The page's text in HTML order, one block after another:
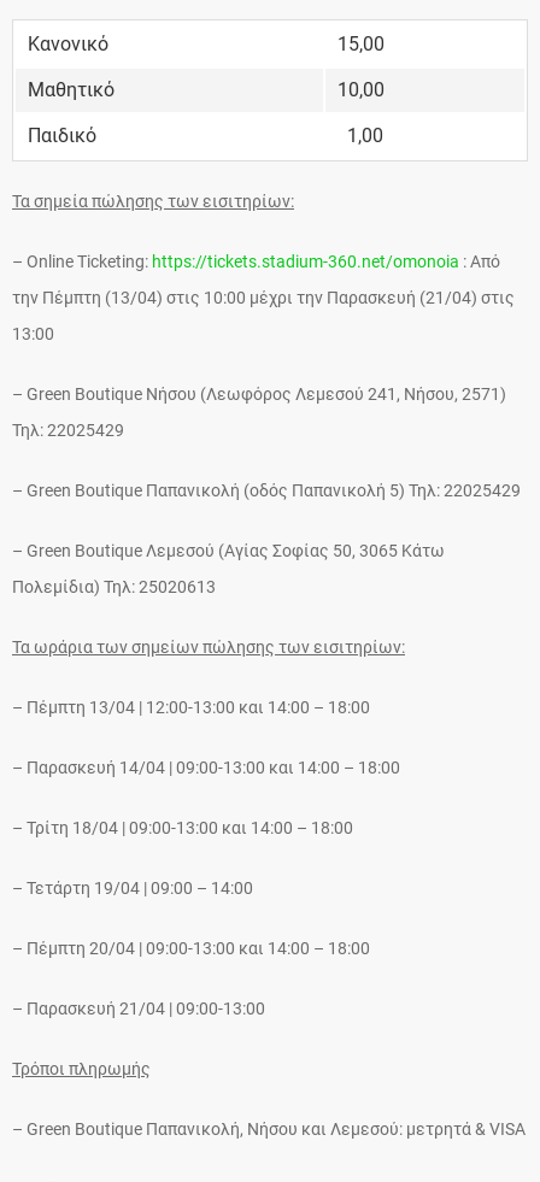
Κανονικό
15,00
Μαθητικό
10,00
Παιδικό
1,00
Τα σημεία πώλησης των εισιτηρίων:
– Online Ticketing: https://tickets.stadium-360.net/omonoia : Από
την Πέμπτη (13/04) στις 10:00 μέχρι την Παρασκευή (21/04) στις
13:00
– Green Boutique Νήσου (Λεωφόρος Λεμεσού 241, Νήσου, 2571)
Τηλ: 22025429
– Green Boutique Παπανικολή (οδός Παπανικολή 5) Τηλ: 22025429
– Green Boutique Λεμεσού (Αγίας Σοφίας 50, 3065 Κάτω
Πολεμίδια) Τηλ: 25020613
Τα ωράρια των σημείων πώλησης των εισιτηρίων:
– Πέμπτη 13/04 | 12:00-13:00 και 14:00 – 18:00
– Παρασκευή 14/04 | 09:00-13:00 και 14:00 – 18:00
– Τρίτη 18/04 | 09:00-13:00 και 14:00 – 18:00
– Τετάρτη 19/04 | 09:00 – 14:00
– Πέμπτη 20/04 | 09:00-13:00 και 14:00 – 18:00
– Παρασκευή 21/04 | 09:00-13:00
Τρόποι πληρωμής
– Green Boutique Παπανικολή, Νήσου και Λεμεσού: μετρητά & VISΑ